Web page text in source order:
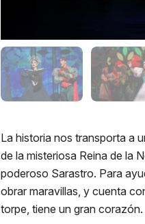
La historia nos transporta a
de la misteriosa Reina de la
poderoso Sarastro. Para
obrar maravillas, y cuenta
torpe, tiene un gran corazón.